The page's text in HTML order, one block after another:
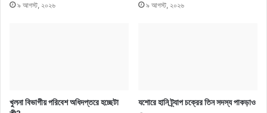
৯ আগস্ট, ২০২৬ ৯ আগস্ট, ২০২৬
খুলনা বিভাগীয় পরিবেশ অধিদপ্তরে হচ্ছেটা
যশোরে হানি ট্র্যাপ চক্রের তিন সদস্য পাকড়াও